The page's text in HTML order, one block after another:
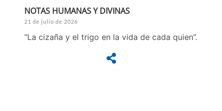
NOTAS HUMANAS Y DIVINAS
21 de julio de 2026
“La cizaña y el trigo en la vida de cada quien”.